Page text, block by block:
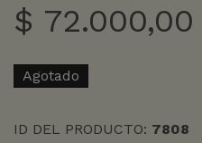
$ 72.000,00
Agotado
ID DEL PRODUCTO: 7808